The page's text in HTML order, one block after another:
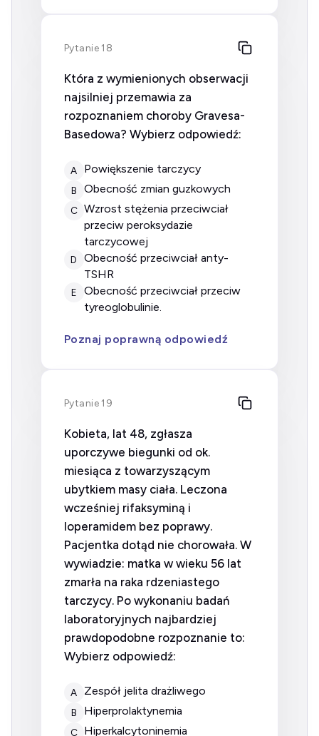
Pytanie 18
Która z wymienionych obserwacji
najsilniej przemawia za
rozpoznaniem choroby Gravesa-
Basedowa? Wybierz odpowiedź:
A Powiększenie tarczycy
B Obecność zmian guzkowych
C Wzrost stężenia przeciwciał
przeciw peroksydazie
tarczycowej
D
Obecność przeciwciał anty-
TSHR
E
Obecność przeciwciał przeciw
tyreoglobulinie.
Poznaj poprawną odpowiedź
Pytanie 19
Kobieta, lat 48, zgłasza
uporczywe biegunki od ok.
miesiąca z towarzyszącym
ubytkiem masy ciała. Leczona
wcześniej rifaksyminą i
loperamidem bez poprawy.
Pacjentka dotąd nie chorowała. W
wywiadzie: matka w wieku 56 lat
zmarła na raka rdzeniastego
tarczycy. Po wykonaniu badań
laboratoryjnych najbardziej
prawdopodobne rozpoznanie to:
Wybierz odpowiedź:
A zespół jelita drażliwego
B hiperprolaktynemia
C hiperkalcytoninemia